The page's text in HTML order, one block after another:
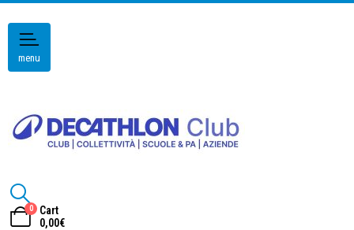
menu
0
Cart
0,00€